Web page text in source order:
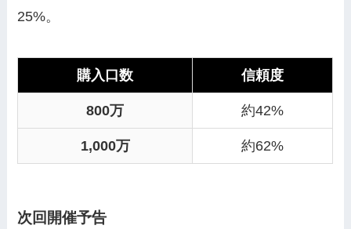
25%。
購入口数 信頼度
800万 約42%
1,000万 約62%
次回開催予告